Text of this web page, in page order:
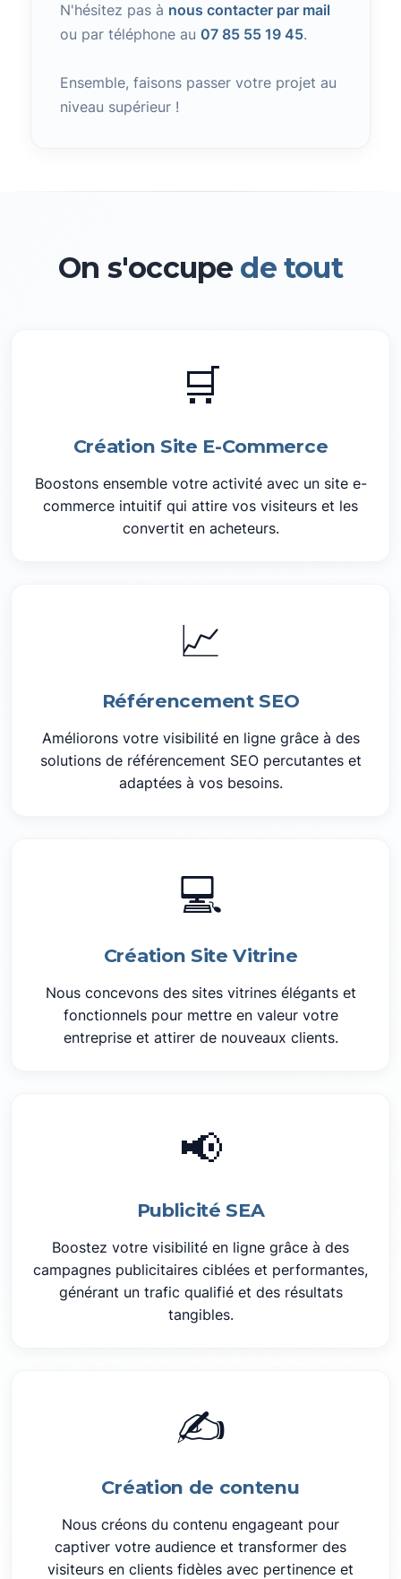
N'hésitez pas à nous contacter par mail
ou par téléphone au 07 85 55 19 45.
Ensemble, faisons passer votre projet au
niveau supérieur !
On s'occupe de tout
🛒
Création Site E-Commerce
Boostons ensemble votre activité avec un site e-
commerce intuitif qui attire vos visiteurs et les
convertit en acheteurs.
📈
Référencement SEO
Améliorons votre visibilité en ligne grâce à des
solutions de référencement SEO percutantes et
adaptées à vos besoins.
💻
Création Site Vitrine
Nous concevons des sites vitrines élégants et
fonctionnels pour mettre en valeur votre
entreprise et attirer de nouveaux clients.
📢
Publicité SEA
Boostez votre visibilité en ligne grâce à des
campagnes publicitaires ciblées et performantes,
générant un trafic qualifié et des résultats
tangibles.
✍️
Création de contenu
Nous créons du contenu engageant pour
captiver votre audience et transformer des
visiteurs en clients fidèles avec pertinence et